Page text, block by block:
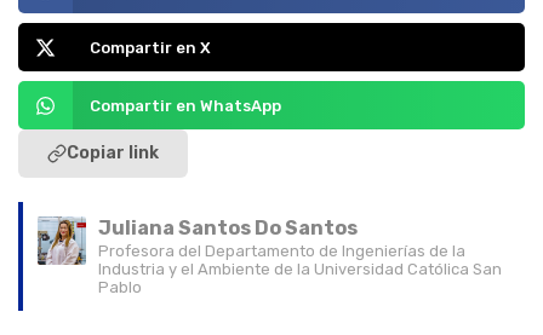
Compartir en X
Compartir en WhatsApp
Copiar link
Juliana Santos Do Santos
Profesora del Departamento de Ingenierías de la
Industria y el Ambiente de la Universidad Católica San
Pablo